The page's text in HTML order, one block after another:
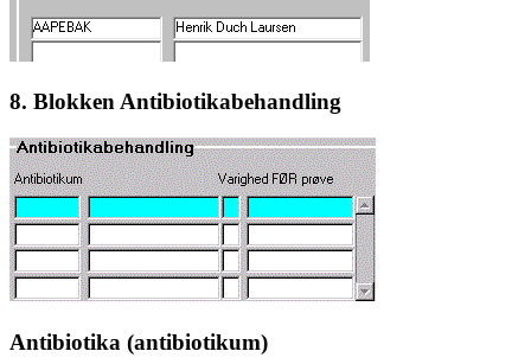
8. Blokken Antibiotikabehandling
Antibiotika (antibiotikum)